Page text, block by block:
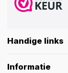
Handige links
Informatie